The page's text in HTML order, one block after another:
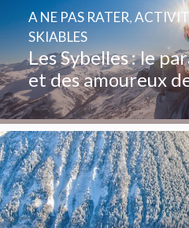
Les Sybelles : le
et des amoureux
A NE PAS RATER,
SKIABLES